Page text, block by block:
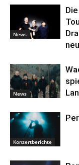
News
News
Konzertberichte